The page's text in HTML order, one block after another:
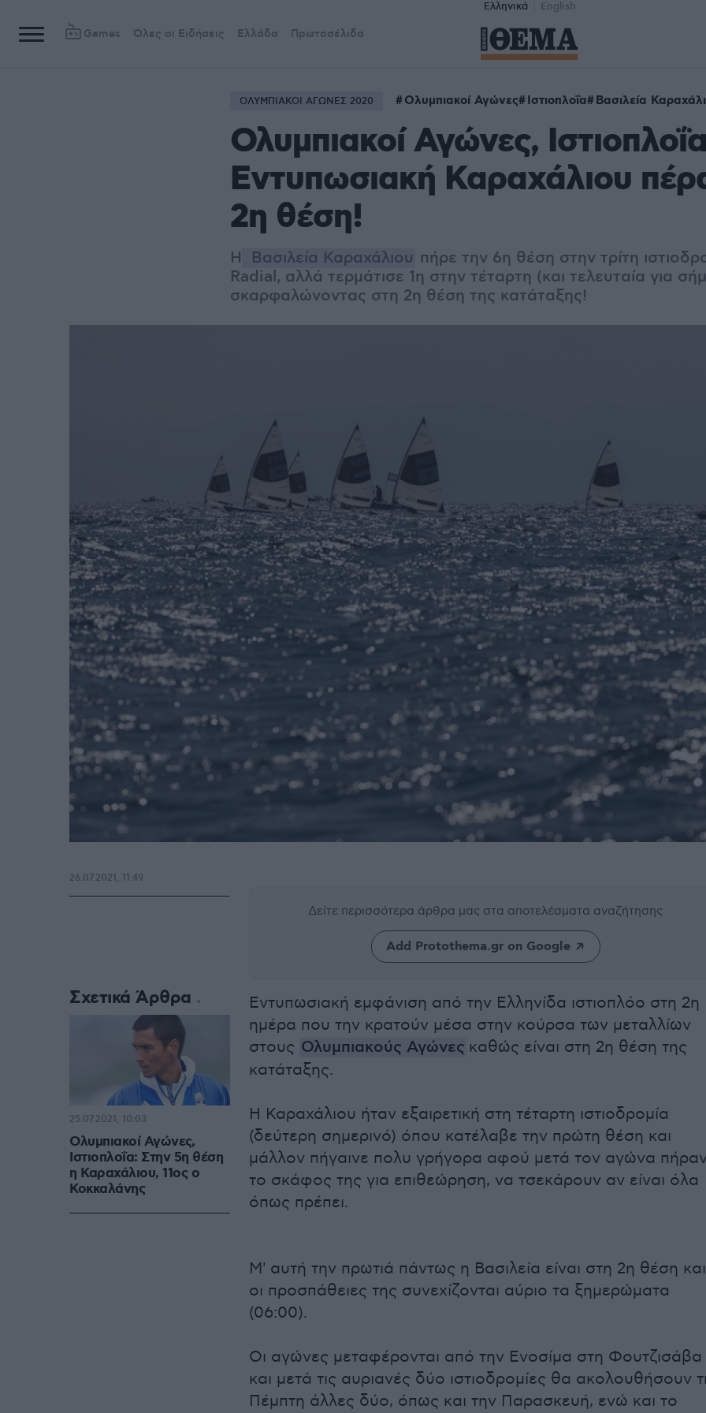
Ελληνικά English
Games Όλες οι Ειδήσεις Ελλάδα Πρωτοσέλιδα
ΟΛΥΜΠΙΑΚΟΙ ΑΓΩΝΕΣ 2020 Ολυμπιακοί Αγώνες Ιστιοπλοΐα Βασιλεία
Ολυμπιακοί Αγώνες,
Εντυπωσιακή Καραχάλιου
2η θέση!
Η Βασιλεία Καραχάλιου πήρε την 6η θέση στην τρίτη
Radial, αλλά τερμάτισε 1η στην τέταρτη (και τελευταία για
σκαρφαλώνοντας στη 2η θέση της κατάταξης!
Δείτε περισσότερα άρθρα μας στα αποτελέσματα αναζήτησης
Add Protothema.gr on Google
Εντυπωσιακή εμφάνιση από την Ελληνίδα ιστιοπλόο στη 2η
ημέρα που την κρατούν μέσα στην κούρσα των μεταλλίων
στους Ολυμπιακούς Αγώνες καθώς είναι στη 2η θέση της
κατάταξης.
Η Καραχάλιου ήταν εξαιρετική στη τέταρτη ιστιοδρομία
(δεύτερη σημερινό) όπου κατέλαβε την πρώτη θέση και
μάλλον πήγαινε πολυ γρήγορα αφού μετά τον αγώνα
το σκάφος της για επιθεώρηση, να τσεκάρουν αν είναι όλα
όπως πρέπει.
Μ' αυτή την πρωτιά πάντως η Βασιλεία είναι στη 2η θέση και
οι προσπάθειες της συνεχίζονται αύριο τα ξημερώματα
(06:00).
Οι αγώνες μεταφέρονται από την Ενοσίμα στη Φουτζισάβα
και μετά τις αυριανές δύο ιστιοδρομίες θα ακολουθήσουν
Πέμπτη άλλες δύο, όπως και την Παρασκευή, ενώ και το
26.07.2021, 11:49
Σχετικά Άρθρα
Ολυμπιακοί Αγώνες,
Ιστιοπλοΐα: Στην 5η θέση
η Καραχάλιου, 11ος ο
Κοκκαλάνης
25.07.2021, 10:03